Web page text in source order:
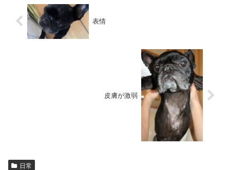
表情
皮膚が激弱
日常